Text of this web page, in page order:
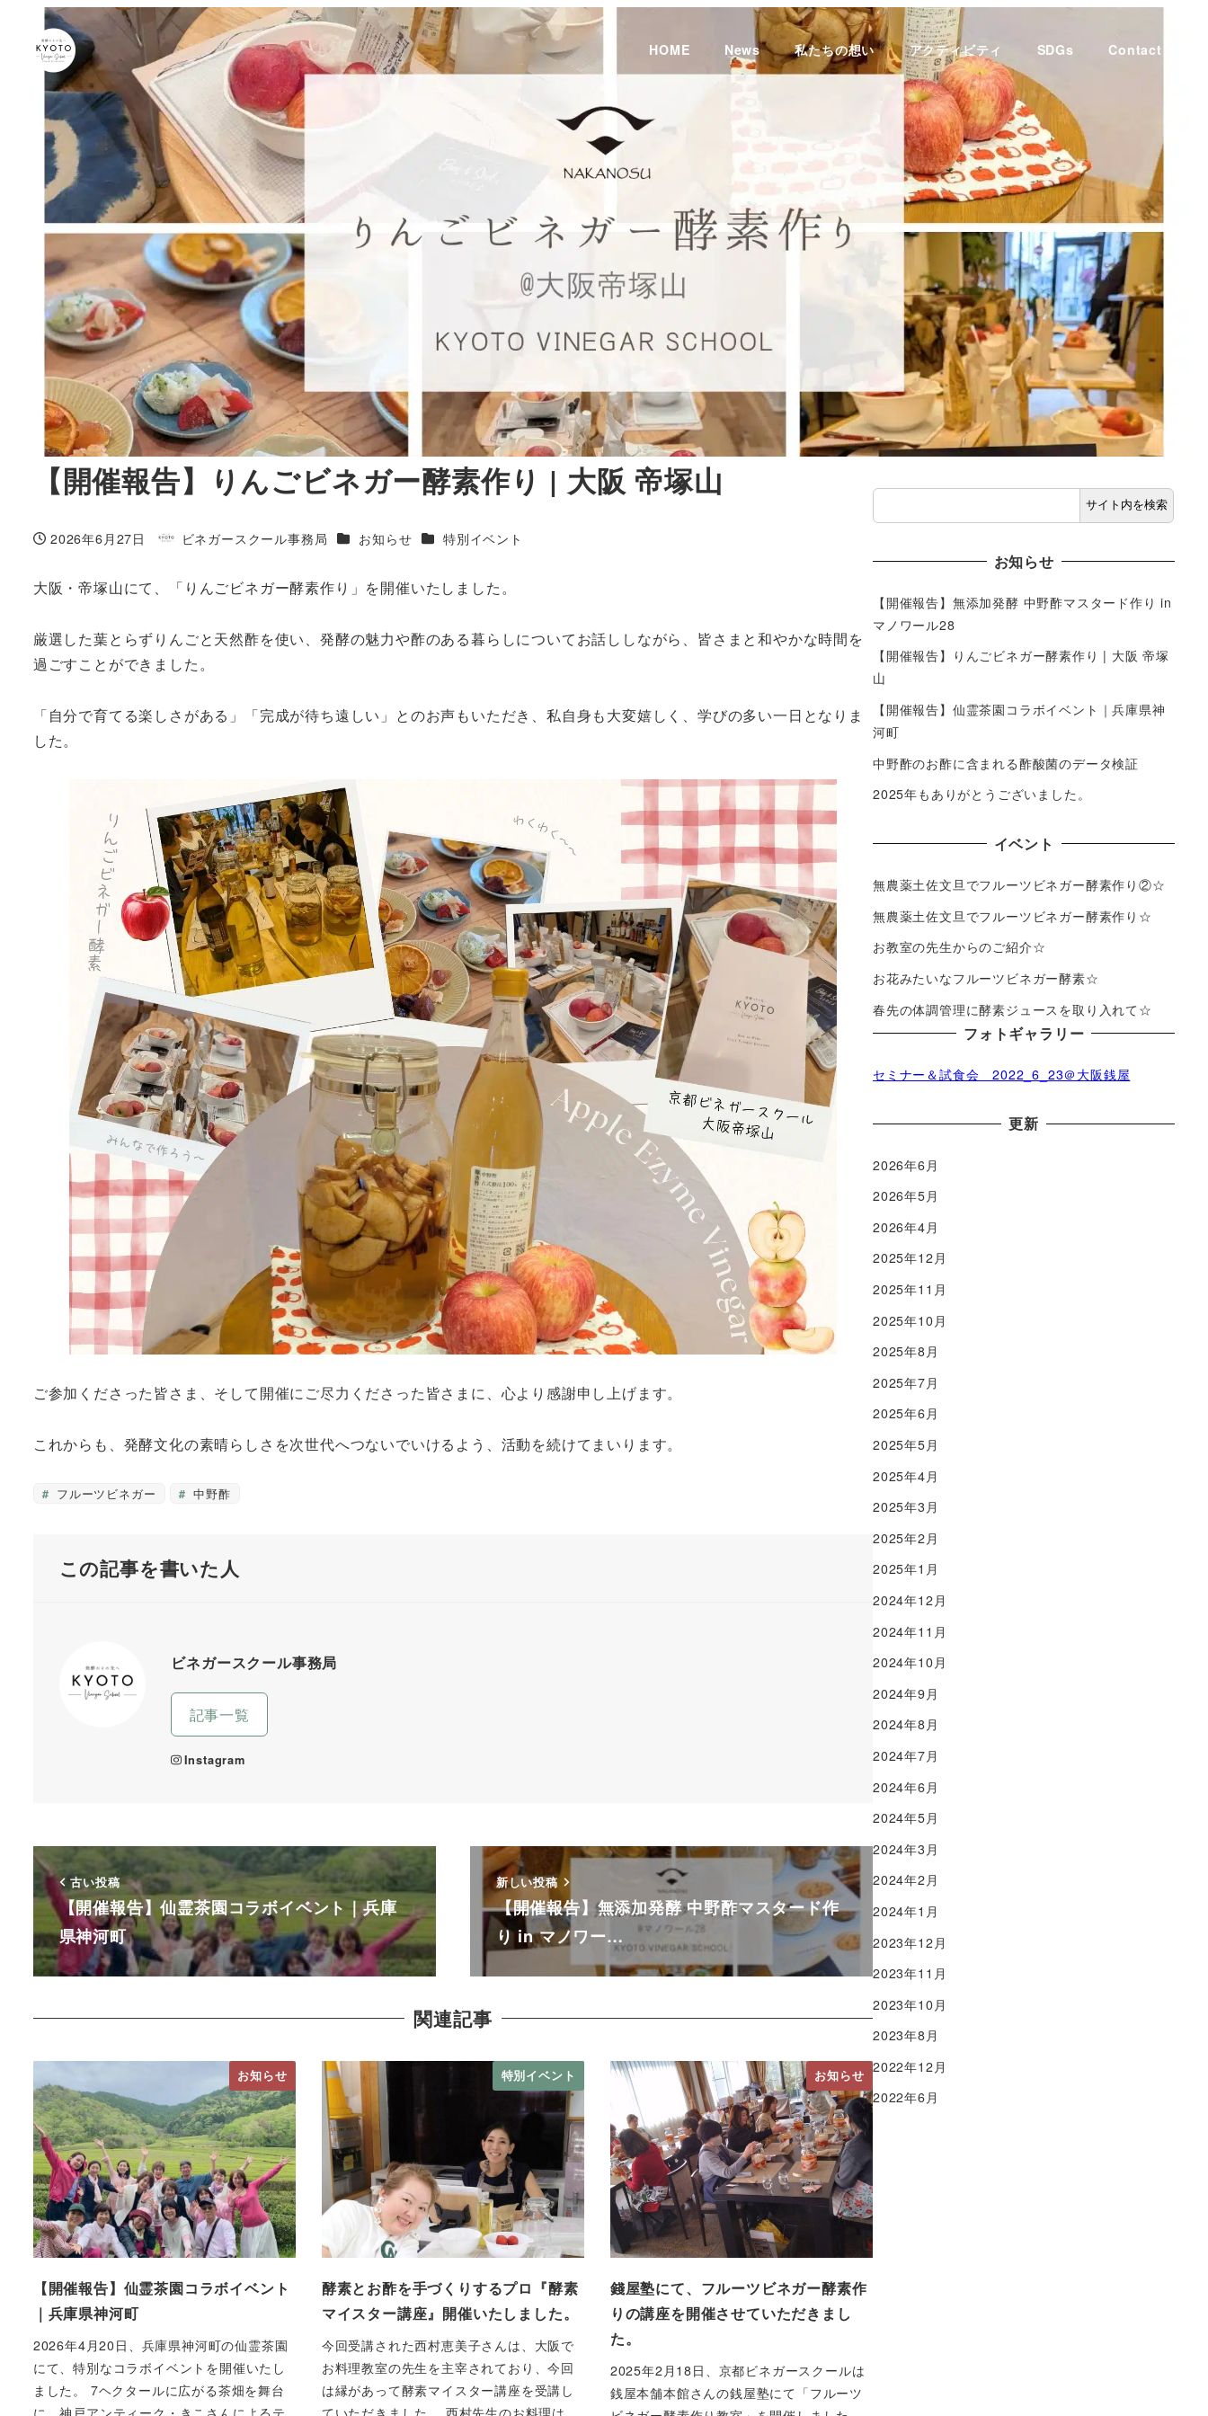
HOME News 私たちの想い アクティビティ SDGs Contact
【開催報告】りんごビネガー酵素作り | 大阪 帝塚山
投稿日
2026年6月27日
著
ビネガースクール事務局 カテゴリー
お知らせ カテゴリー
特別イベント
大阪・帝塚山にて、「りんごビネガー酵素作り」を開催いたしました。
厳選した葉とらずりんごと天然酢を使い、発酵の魅力や酢のある暮らしについてお話ししながら、皆さまと和やかな時間を
過ごすことができました。
「自分で育てる楽しさがある」「完成が待ち遠しい」とのお声もいただき、私自身も大変嬉しく、学びの多い一日となりま
した。
ご参加くださった皆さま、そして開催にご尽力くださった皆さまに、心より感謝申し上げます。
これからも、発酵文化の素晴らしさを次世代へつないでいけるよう、活動を続けてまいります。
フルーツビネガー 中野酢
この記事を書いた人
ビネガースクール事務局
記事一覧
Instagram
古い投稿
【開催報告】仙霊茶園コラボイベント｜兵庫
県神河町
新しい投稿
【開催報告】無添加発酵 中野酢マスタード作
り in マノワー…
関連記事
お知らせ
【開催報告】仙霊茶園コラボイベント
｜兵庫県神河町
2026年4月20日、兵庫県神河町の仙霊茶園
にて、特別なコラボイベントを開催いたし
ました。 7ヘクタールに広がる茶畑を舞台
特別イベント
酵素とお酢を手づくりするプロ『酵素
マイスター講座』開催いたしました。
今回受講された西村恵美子さんは、大阪で
お料理教室の先生を主宰されており、今回
は縁があって酵素マイスター講座を受講し
お知らせ
錢屋塾にて、フルーツビネガー酵素作
りの講座を開催させていただきまし
た。
2025年2月18日、京都ビネガースクールは
銭屋本舗本館さんの銭屋塾にて「フルーツ
サイト内を検索
お知らせ
【開催報告】無添加発酵 中野酢マスタード作り in
マノワール28
【開催報告】りんごビネガー酵素作り | 大阪 帝塚
山
【開催報告】仙霊茶園コラボイベント｜兵庫県神
河町
中野酢のお酢に含まれる酢酸菌のデータ検証
2025年もありがとうございました。
イベント
無農薬土佐文旦でフルーツビネガー酵素作り②☆
無農薬土佐文旦でフルーツビネガー酵素作り☆
お教室の先生からのご紹介☆
お花みたいなフルーツビネガー酵素☆
春先の体調管理に酵素ジュースを取り入れて☆
フォトギャラリー
セミナー＆試食会 2022_6_23＠大阪銭屋
更新
2026年6月
2026年5月
2026年4月
2025年12月
2025年11月
2025年10月
2025年8月
2025年7月
2025年6月
2025年5月
2025年4月
2025年3月
2025年2月
2025年1月
2024年12月
2024年11月
2024年10月
2024年9月
2024年8月
2024年7月
2024年6月
2024年5月
2024年3月
2024年2月
2024年1月
2023年12月
2023年11月
2023年10月
2023年8月
2022年12月
2022年6月